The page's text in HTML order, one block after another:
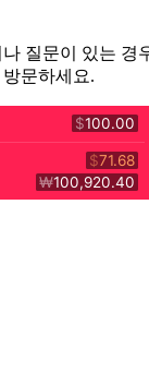
질문이 있는 경
방문하세요.